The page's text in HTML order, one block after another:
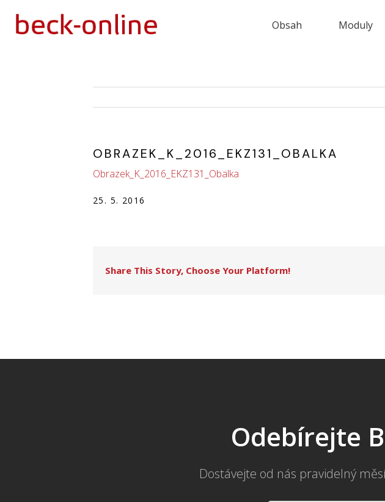
Obsah Moduly
OBRAZEK_K_2016_EKZ131_OBALKA
Obrazek_K_2016_EKZ131_Obalka
25. 5. 2016
Share This Story, Choose Your Platform!
Odebírejte
Dostávejte od nás pravidelný